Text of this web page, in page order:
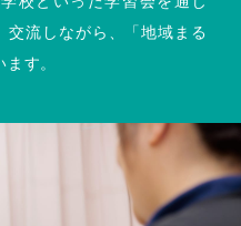
交流しながら、「地域まる
す。